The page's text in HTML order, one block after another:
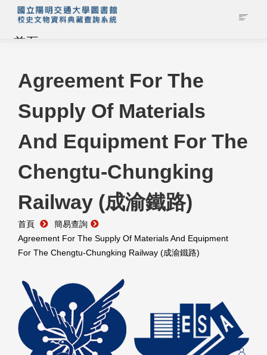
首頁
藏品查詢
校史館簡介
藏品清單全覽
資料調閱申請
管理者登入
Agreement For The
Supply Of Materials
And Equipment For The
Chengtu-Chungking
Railway (成渝鐵路)
首頁
簡易查詢
Agreement For The Supply Of Materials And Equipment
For The Chengtu-Chungking Railway (成渝鐵路)